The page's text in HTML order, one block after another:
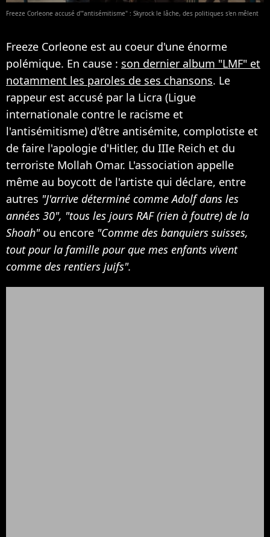
Freeze Corleone accusé d'"antisémitisme" : Skyrock le lâche, des politiques s'en mêlent
Freeze Corleone est au coeur d'une énorme
polémique. En cause : son dernier album "LMF" et
notamment les paroles de ses chansons. Le
rappeur est accusé par la Licra (Ligue
internationale contre le racisme et
l'antisémitisme) d'être antisémite, complotiste et
de faire l'apologie d'Hitler, du IIIe Reich et du
terroriste Mollah Omar. L'association appelle
même au boycott de l'artiste qui déclare, entre
autres "J'arrive déterminé comme Adolf dans les
années 30", "tous les jours RAF (rien à foutre) de la
Shoah"ou encore "Comme des banquiers suisses,
tout pour la famille pour que mes enfants vivent
comme des rentiers juifs".